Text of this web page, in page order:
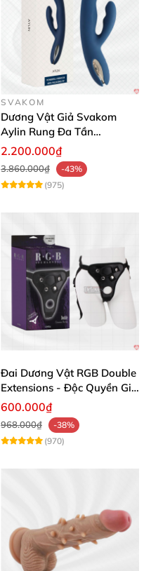
SVAKOM
Dương Vật Giả Svakom
Aylin Rung Đa Tần
Massage Sung Sướng
2.200.000₫
3.860.000₫
-43%
(975)
Đai Dương Vật RGB Double
Extensions - Độc Quyền Giá
Sốc
600.000₫
968.000₫
-38%
(970)